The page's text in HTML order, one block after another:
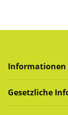
Informationen
Gesetzliche